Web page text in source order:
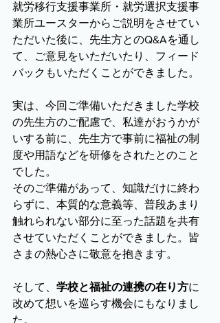
就労移行支援事業所・就労選択支援事
業所ユースターからご説明をさせてい
ただいた後に、先生方とのQ&Aを通し
て、ご意見をいただいたり、フィード
バックもいただくことができました。
実は、今回ご準備いただきました学校
の先生方のご配慮で、私達がおうかが
いする前に、先生方で事前に福祉の制
度や用語などを研修をされたとのこと
でした。
そのご準備があって、知識だけに終わ
らずに、本質的な意義等、普段あまり
触れられない部分に至った話題を共有
させていただくことができました。皆
さまの熱心さに敬意を抱きます。
そして、 学校と福祉の連携の在り方に
改めて想いを巡らす機会にもなりまし
た。